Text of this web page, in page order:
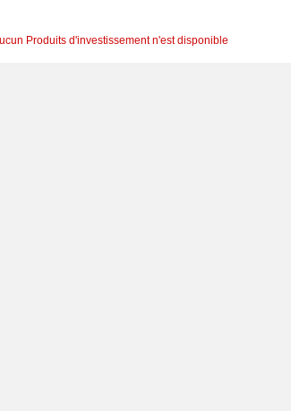
Produits d'investissement n'est disponible